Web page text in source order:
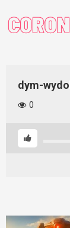
content
dym-
0